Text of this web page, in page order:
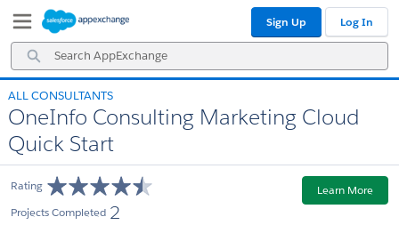
Navigation
Main
Content
Search
AppExchange
Sign Up Log In
ALL CONSULTANTS
OneInfo Consulting Marketing Cloud
Quick Start
Rating
Projects Completed 2
Learn More